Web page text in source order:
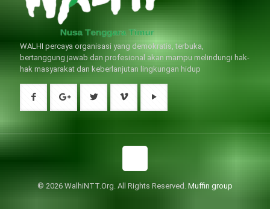
WALHI percaya organisasi yang demokratis, terbuka,
bertanggung jawab dan profesional akan mampu melindungi hak-
hak masyarakat dan keberlanjutan lingkungan hidup
© 2026 WalhiNTT.Org. All Rights Reserved. Muffin group